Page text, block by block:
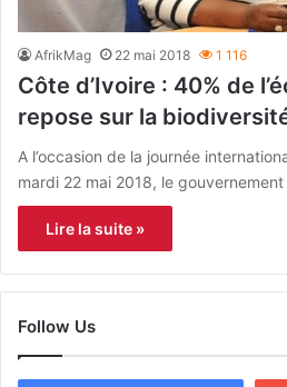
AfrikMag 22 mai 2018 1 116
Côte d’Ivoire : 40% de
repose sur la
A l’occasion de la journée
mardi 22 mai 2018, le
Lire la suite »
Follow Us